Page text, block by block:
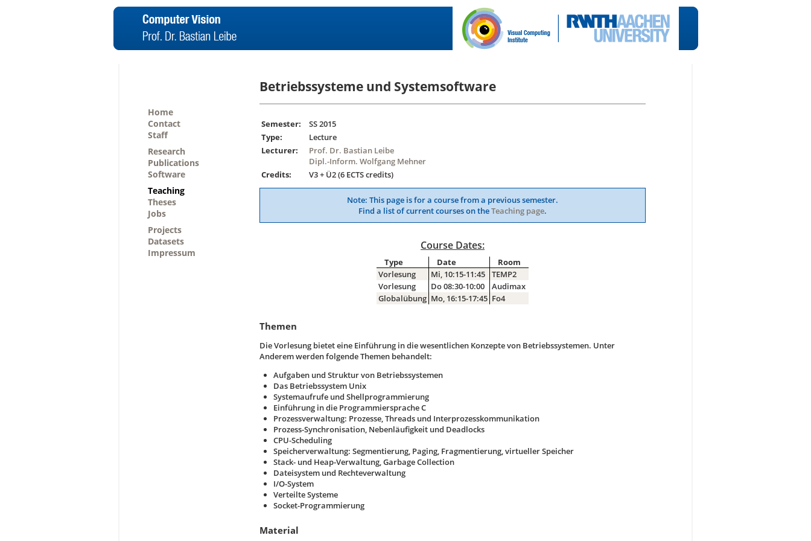
Home
Contact
Staff
Research
Publications
Software
Teaching
Theses
Jobs
Projects
Datasets
Impressum
Betriebssysteme und Systemsoftware
Semester:
SS 2015
Type:
Lecture
Lecturer:
Prof. Dr. Bastian Leibe
Dipl.-Inform. Wolfgang Mehner
Credits:
V3 + Ü2 (6 ECTS credits)
Note: This page is for a course from a previous semester.
Find a list of current courses on theTeaching page.
Course Dates:
Type Date
Room
Vorlesung
Mi, 10:15-11:45
TEMP2
Vorlesung
Do 08:30-10:00
Audimax
Globalübung Mo, 16:15-17:45 Fo4
Themen
Die Vorlesung bietet eine Einführung in die wesentlichen Konzepte von Betriebssystemen. Unter
Anderem werden folgende Themen behandelt:
Aufgaben und Struktur von Betriebssystemen
Das Betriebssystem Unix
Systemaufrufe und Shellprogrammierung
Einführung in die Programmiersprache C
Prozessverwaltung: Prozesse, Threads und Interprozesskommunikation
Prozess-Synchronisation, Nebenläufigkeit und Deadlocks
CPU-Scheduling
Speicherverwaltung: Segmentierung, Paging, Fragmentierung, virtueller Speicher
Stack- und Heap-Verwaltung, Garbage Collection
Dateisystem und Rechteverwaltung
I/O-System
Verteilte Systeme
Socket-Programmierung
Material